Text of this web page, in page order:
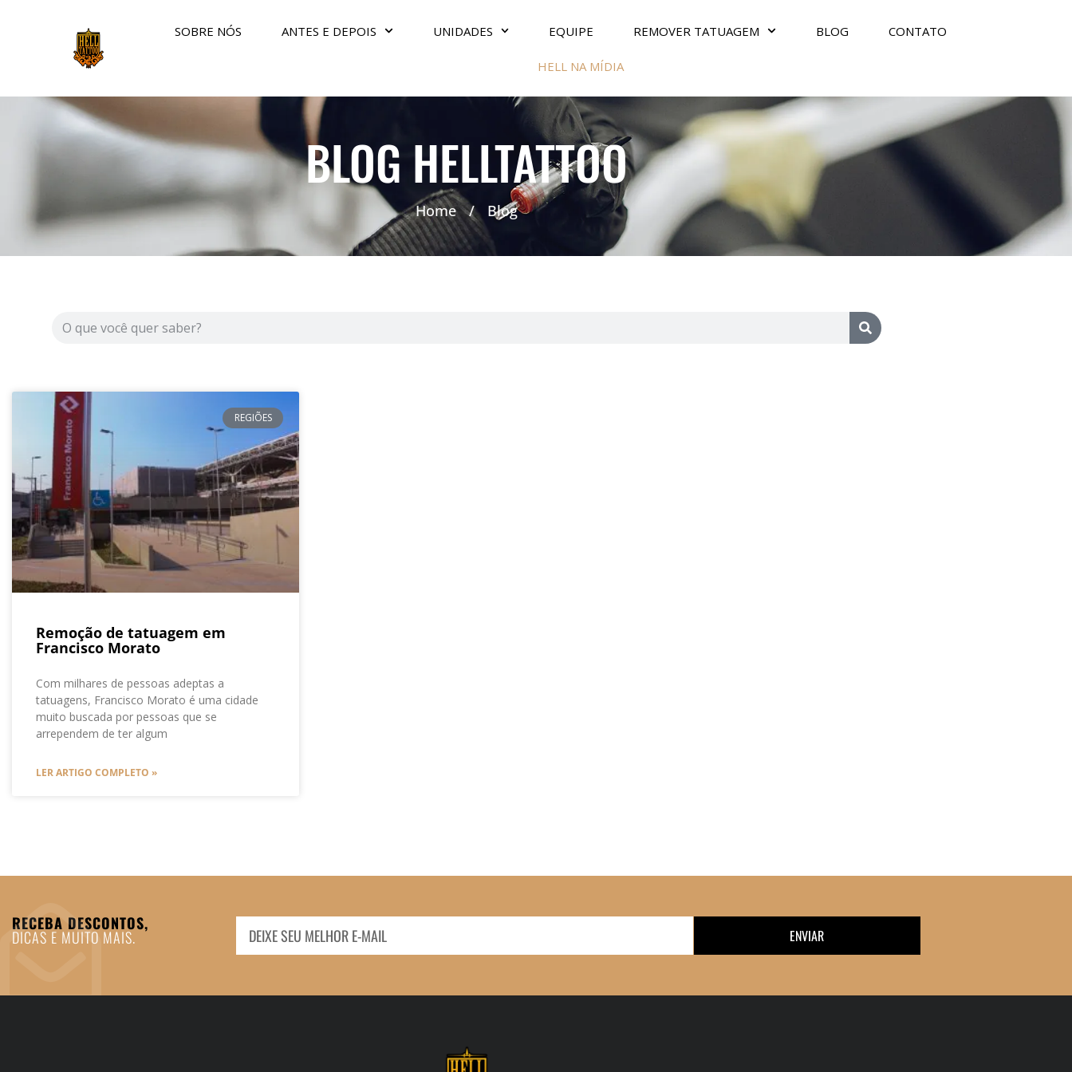
SOBRE NÓS ANTES E DEPOIS UNIDADES EQUIPE REMOVER TATUAGEM BLOG CONTATO
HELL NA MÍDIA
BLOG HELLTATTOO
Home / Blog
REGIÕES
Remoção de tatuagem em
Francisco Morato
Com milhares de pessoas adeptas a
tatuagens, Francisco Morato é uma cidade
muito buscada por pessoas que se
arrependem de ter algum
LER ARTIGO COMPLETO »
RECEBA DESCONTOS,
DICAS E MUITO MAIS. ENVIAR